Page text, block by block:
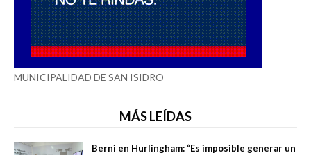
MUNICIPALIDAD DE SAN ISIDRO
MÁS LEÍDAS
Berni en Hurlingham: “Es imposible generar un